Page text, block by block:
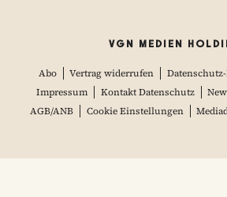
VGN MEDIEN
Abo Vertrag widerrufen
Impressum
Kontakt Datenschutz
AGB/ANB
Cookie Einstellungen